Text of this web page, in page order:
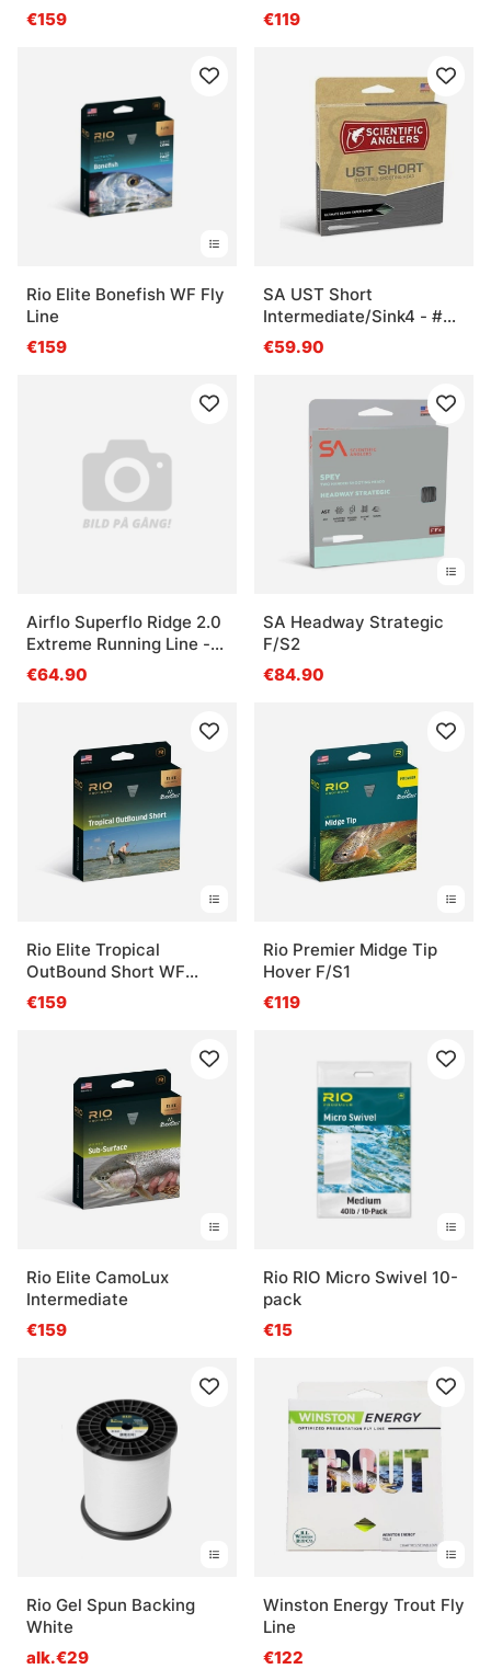
F/H/I Fly Line
€159 €119
Rio Elite Bonefish WF Fly
Line
€159
SA UST Short
Intermediate/Sink4 - #
8/9 - 34g
€59.90
Airflo Superflo Ridge 2.0
Extreme Running Line -
15lb
€64.90
SA Headway Strategic
F/S2
€84.90
Rio Elite Tropical
OutBound Short WF
Float Fly Line
€159
Rio Premier Midge Tip
Hover F/S1
€119
Rio Elite CamoLux
Intermediate
€159
Rio RIO Micro Swivel 10-
pack
€15
Rio Gel Spun Backing
White
alk.€29
Winston Energy Trout Fly
Line
€122